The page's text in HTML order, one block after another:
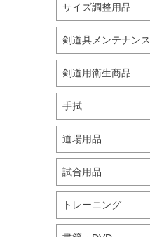
サイズ調整用品
剣道具メンテナンス
剣道用衛生商品
手拭
道場用品
試合用品
トレーニング